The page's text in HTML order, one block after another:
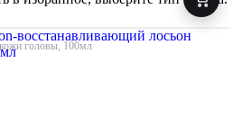
головы, 100мл